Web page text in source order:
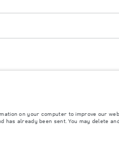
site landrover.fr peuvent ne pas ou ne
mondiale de semi-conducteurs affecte
Les accessoires et autres
on your computer to improve our
already been sent. You may delete